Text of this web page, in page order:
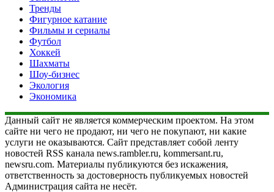
Тренды
Фигурное катание
Фильмы и сериалы
Футбол
Хоккей
Шахматы
Шоу-бизнес
Экология
Экономика
Данный сайт не является коммерческим проектом. На этом
сайте ни чего не продают, ни чего не покупают, ни какие
услуги не оказываются. Сайт представляет собой ленту
новостей RSS канала news.rambler.ru, kommersant.ru,
newsru.com. Материалы публикуются без искажения,
ответственность за достоверность публикуемых новостей
Администрация сайта не несёт.